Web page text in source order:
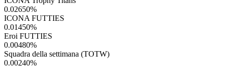
0.02650%
ICONA FUTTIES
0.01450%
Eroi FUTTIES
0.00480%
Squadra della settimana (TOTW)
0.00240%